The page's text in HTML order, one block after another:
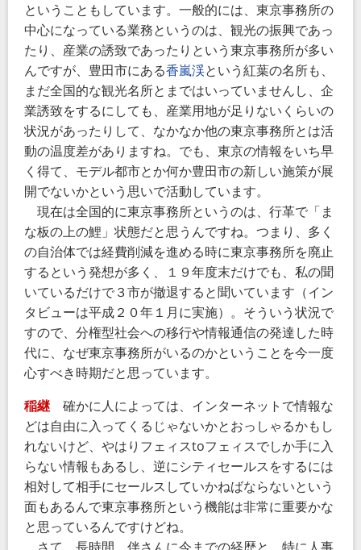
ということもしています。一般的には、東京事務所の
中心になっている業務というのは、観光の振興であっ
たり、産業の誘致であったりという東京事務所が多い
んですが、豊田市にある香嵐渓という紅葉の名所も、
まだ全国的な観光名所とまではいっていませんし、企
業誘致をするにしても、産業用地が足りないくらいの
状況があったりして、なかなか他の東京事務所とは活
動の温度差がありますね。でも、東京の情報をいち早
く得て、モデル都市とか何か豊田市の新しい施策が展
開でないかという思いで活動しています。
現在は全国的に東京事務所というのは、行革で「ま
な板の上の鯉」状態だと思うんですね。つまり、多く
の自治体では経費削減を進める時に東京事務所を廃止
するという発想が多く、１９年度末だけでも、私の聞
いているだけで３市が撤退すると聞いています（イン
タビューは平成２０年１月に実施）。そういう状況で
すので、分権型社会への移行や情報通信の発達した時
代に、なぜ東京事務所がいるのかということを今一度
心すべき時期だと思っています。
稲継 確かに人によっては、インターネットで情報な
どは自由に入ってくるじゃないかとおっしゃるかもし
れないけど、やはりフェィスtoフェィスでしか手に入
らない情報もあるし、逆にシティセールスをするには
相対して相手にセールスしていかねばならないという
面もあるんで東京事務所という機能は非常に重要かな
と思っているんですけどね。